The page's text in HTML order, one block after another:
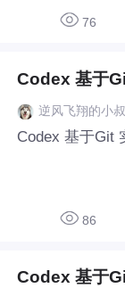
76
Codex 基于
逆风飞翔的小叔
Codex 基于Git
86
Codex 基于